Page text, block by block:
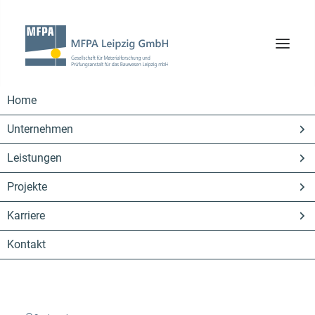
Home
Unternehmen
Leistungen
Projekte
Karriere
Kontakt
Shop-Registrierung
Login
Loggen Sie sich in Ihren Account ein